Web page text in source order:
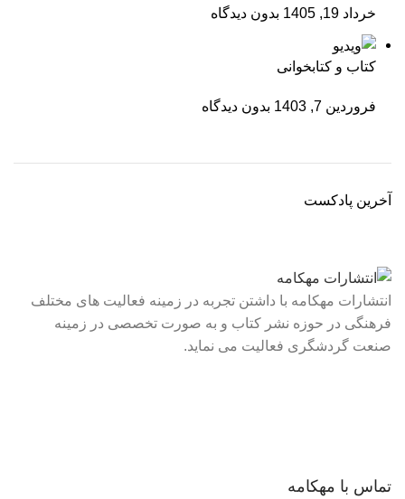
خرداد 19, 1405 بدون دیدگاه
کتاب و کتابخوانی
فروردین 7, 1403 بدون دیدگاه
آخرین پادکست
انتشارات مهکامه با داشتن تجربه در زمینه فعالیت های مختلف
فرهنگی در حوزه نشر کتاب و به صورت تخصصی در زمینه
صنعت گردشگری فعالیت می نماید.
تماس با مهکامه